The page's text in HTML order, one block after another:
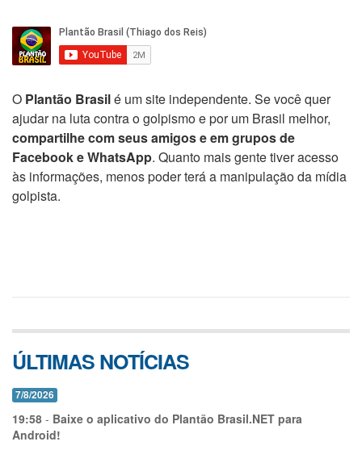
O Plantão Brasilé um site independente. Se você quer
ajudar na luta contra o golpismo e por um Brasil melhor,
compartilhe com seus amigos e em grupos de
Facebook e WhatsApp. Quanto mais gente tiver acesso
às informações, menos poder terá a manipulação da mídia
golpista.
ÚLTIMAS NOTÍCIAS
7/8/2026
19:58 - Baixe o aplicativo do Plantão Brasil.NET para
Android!